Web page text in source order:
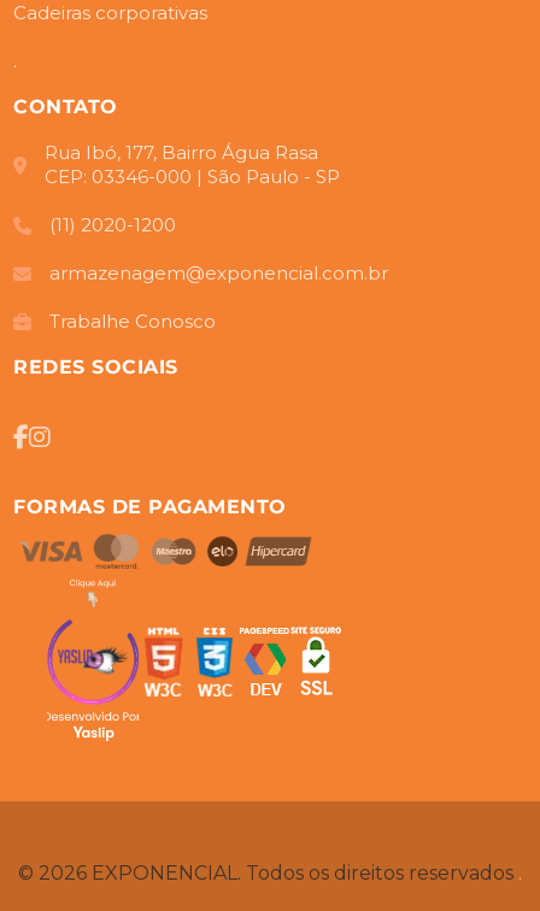
Cadeiras corporativas
.
CONTATO
Rua Ibó, 177, Bairro Água Rasa
CEP: 03346-000 | São Paulo - SP
(11) 2020-1200
armazenagem@exponencial.com.br
Trabalhe Conosco
REDES SOCIAIS
FORMAS DE PAGAMENTO
© 2026 EXPONENCIAL. Todos os direitos reservados .